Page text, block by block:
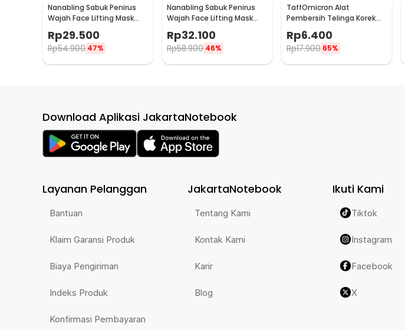
Nanabling Sabuk Penirus
Wajah Face Lifting Mask
Rp29.500
Rp54.900 47%
Nanabling Sabuk Penirus
Wajah Face Lifting Mask
Anti Wrinkle S - TZ20
Rp32.100
Rp58.900 46%
TaffOmicron Alat
Pembersih Telinga Korek
Kuping LED Kaca Pembesar
- XY319
Rp6.400
Rp17.900 65%
Download Aplikasi JakartaNotebook
Layanan Pelanggan
Bantuan
Klaim Garansi Produk
Biaya Pengiriman
Indeks Produk
Konfirmasi Pembayaran
JakartaNotebook
Tentang Kami
Kontak Kami
Karir
Blog
Ikuti Kami
Tiktok
Instagram
Facebook
X